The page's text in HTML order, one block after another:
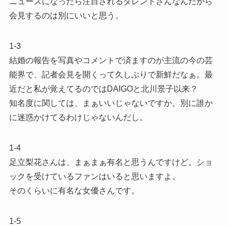
会見するのは別にいいと思う。
1-3
結婚の報告を写真やコメントで済ますのが主流の今の芸
能界で、記者会見を開くって久しぶりで新鮮だなぁ。最
近だと私が覚えてるのではDAIGOと北川景子以来？
知名度に関しては、まぁいいじゃないですか。別に誰か
に迷惑かけてるわけじゃないんだし。
1-4
足立梨花さんは、まぁまぁ有名と思うんですけど。ショ
ックを受けているファンはいると思いますよ。
そのくらいに有名な女優さんです。
1-5